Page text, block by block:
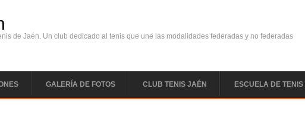
de Jaén. Un club dedicado al tenis que une las modalidades federadas y no federadas
GALERÍA DE FOTOS CLUB TENIS JAÉN ESCUELA DE TENIS